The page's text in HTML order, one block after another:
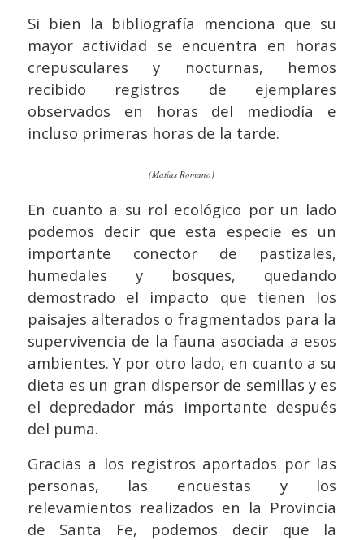
Si bien la bibliografía menciona que su
mayor actividad se encuentra en horas
crepusculares y nocturnas, hemos
recibido registros de ejemplares
observados en horas del mediodía e
incluso primeras horas de la tarde.
(Matías Romano)
En cuanto a su rol ecológico por un lado
podemos decir que esta especie es un
importante conector de pastizales,
humedales y bosques, quedando
demostrado el impacto que tienen los
paisajes alterados o fragmentados para la
supervivencia de la fauna asociada a esos
ambientes. Y por otro lado, en cuanto a su
dieta es un gran dispersor de semillas y es
el depredador más importante después
del puma.
Gracias a los registros aportados por las
personas, las encuestas y los
relevamientos realizados en la Provincia
de Santa Fe, podemos decir que la